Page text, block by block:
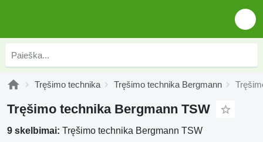
Tręšimo technika Tręšimo technika Bergmann
Tręšimo technika Bergmann TSW
9 skelbimai: Tręšimo technika Bergmann TSW